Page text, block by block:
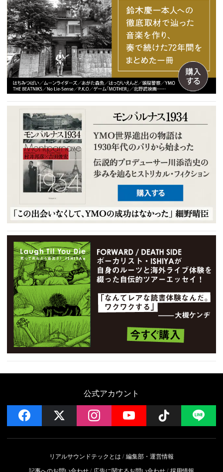
公式アカウント
facebook instagramYouTube Follow
リアルサウンドテックとは
編集部・運営情報
記事へのお問い合わせ
広告に関するお問い合わせ 採用情報